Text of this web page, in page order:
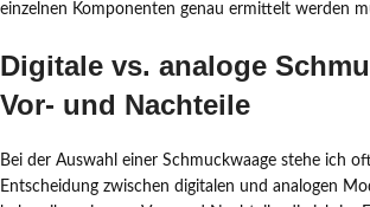
einzelnen Komponenten genau ermittelt werden
Digitale vs. analoge
Vor- und Nachteile
Bei der Auswahl einer Schmuckwaage stehe ich
Entscheidung zwischen digitalen und analogen